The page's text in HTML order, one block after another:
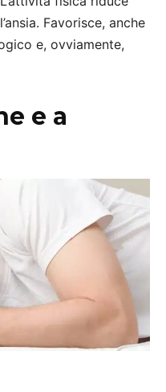
Favorisce, anche
e, ovviamente,
e a